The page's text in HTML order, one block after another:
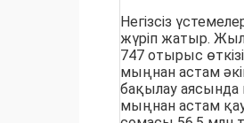
Негізсіз
жүріп жатыр. Жыл
747 отырыс
мыңнан астам
бақылау аясында
мыңнан астам